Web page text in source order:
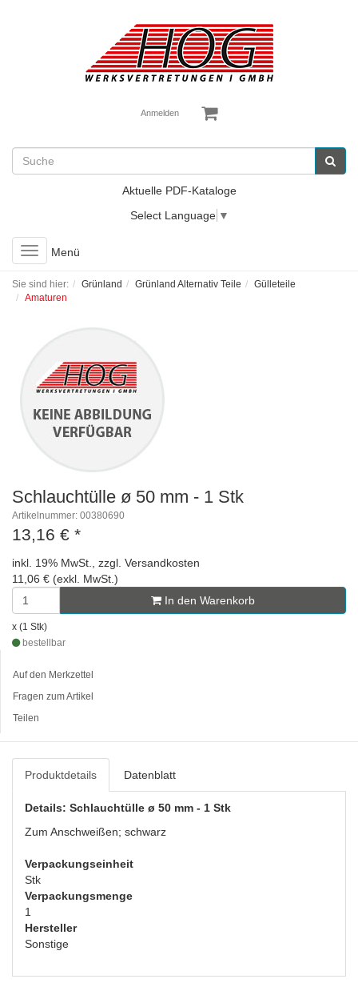
Anmelden
Aktuelle PDF-Kataloge
Select Language ▼
Toggle
navigation
Menü
Sie sind hier: Grünland Grünland Alternativ Teile
Gülleteile
Amaturen
Schlauchtülle ø 50 mm - 1 Stk
Artikelnummer: 00380690
13,16 € *
inkl. 19% MwSt., zzgl. Versandkosten
11,06 € (exkl. MwSt.)
In den Warenkorb
x (1 Stk)
bestellbar
Auf den Merkzettel
Fragen zum Artikel
Teilen
Produktdetails Datenblatt
Details: Schlauchtülle ø 50 mm - 1 Stk
Zum Anschweißen; schwarz
Verpackungseinheit
Stk
Verpackungsmenge
1
Hersteller
Sonstige